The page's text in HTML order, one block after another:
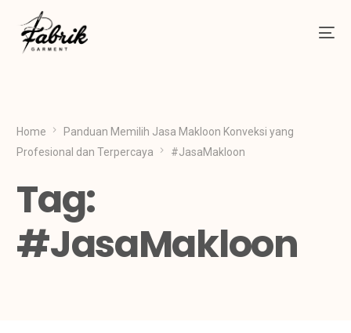
Home
Panduan Memilih Jasa Makloon Konveksi yang
Profesional dan Terpercaya
#JasaMakloon
Tag:
#JasaMakloon